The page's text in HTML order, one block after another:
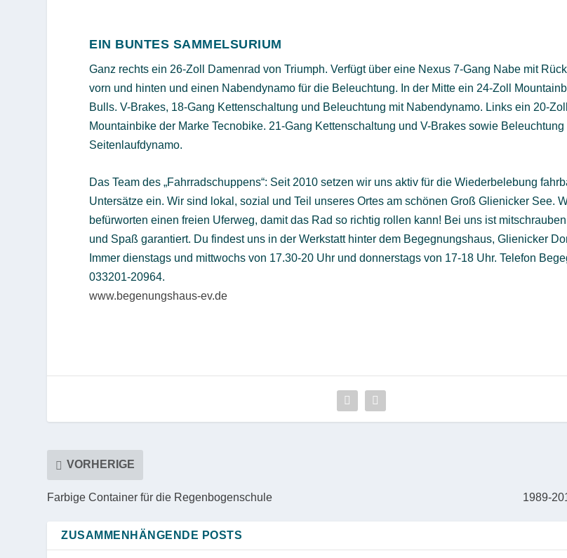
EIN BUNTES SAMMELSURIUM
Ganz rechts ein 26-Zoll Damenrad von Triumph. Verfügt über eine Nexus 7-Gang Nabe mit
vorn und hinten und einen Nabendynamo für die Beleuchtung. In der Mitte ein 24-Zoll
Bulls. V-Brakes, 18-Gang Kettenschaltung und Beleuchtung mit Nabendynamo. Links ein 20-Zoll
Mountainbike der Marke Tecnobike. 21-Gang Kettenschaltung und V-Brakes sowie Beleuchtung
Seitenlaufdynamo.
Das Team des „Fahrradschuppens“: Seit 2010 setzen wir uns aktiv für die Wiederbelebung
Untersätze ein. Wir sind lokal, sozial und Teil unseres Ortes am schönen Groß Glienicker See.
befürworten einen freien Uferweg, damit das Rad so richtig rollen kann! Bei uns ist
und Spaß garantiert. Du findest uns in der Werkstatt hinter dem Begegnungshaus, Glienicker
Immer dienstags und mittwochs von 17.30-20 Uhr und donnerstags von 17-18 Uhr. Telefon
033201-20964.
www.begenungshaus-ev.de
VORHERIGE
Farbige Container für die Regenbogenschule 1989-
ZUSAMMENHÄNGENDE POSTS